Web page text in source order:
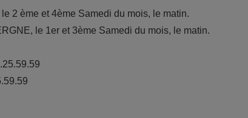
2 ème et 4ème Samedi du mois, le matin.
le 1er et 3ème Samedi du mois, le matin.